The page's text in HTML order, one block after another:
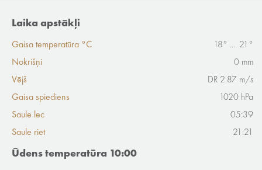
Laika apstākļi
Gaisa temperatūra °C
18° .... 21°
Nokrišņi
0 mm
Vējš
DR 2.87 m/s
Gaisa spiediens
1020 hPa
Saule lec
05:39
Saule riet
21:21
Ūdens temperatūra 10:00